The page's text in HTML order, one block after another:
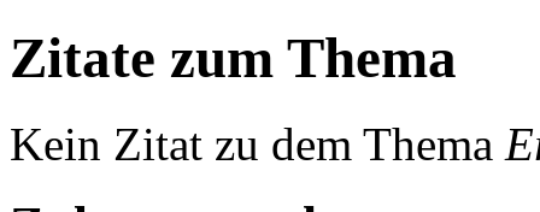
Zitate zum Thema
Kein Zitat zu dem Thema